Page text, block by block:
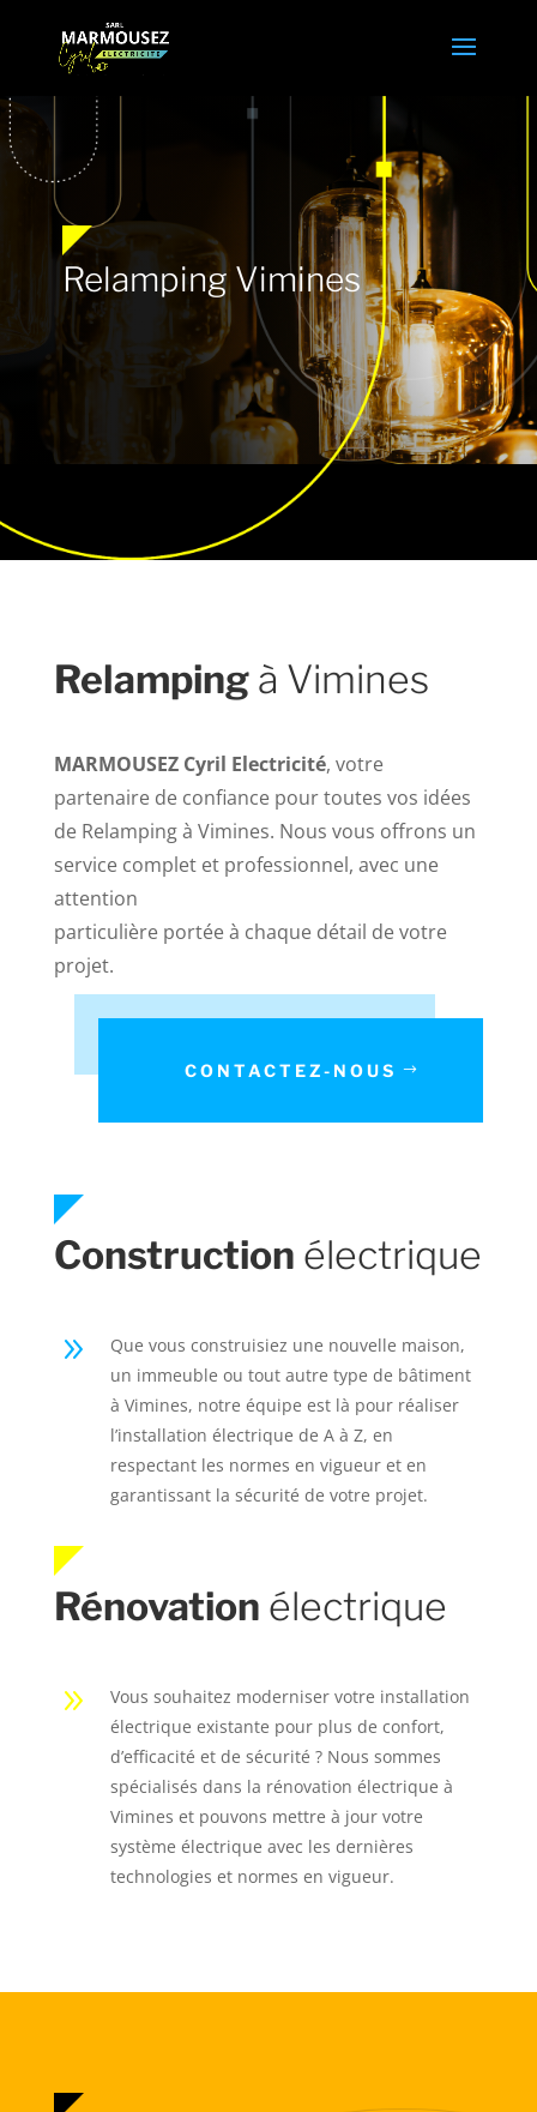
Relamping Vimines
Relampingà Vimines
MARMOUSEZ Cyril Electricité, votre
partenaire de confiance pour toutes vos idées
de Relamping à Vimines. Nous vous offrons un
service complet et professionnel, avec une
attention
particulière portée à chaque détail de votre
projet.
CONTACTEZ-NOUS
Construction électrique
9
Que vous construisiez une nouvelle maison,
un immeuble ou tout autre type de bâtiment
à Vimines, notre équipe est là pour réaliser
l’installation électrique de A à Z, en
respectant les normes en vigueur et en
garantissant la sécurité de votre projet.
Rénovation électrique
9
Vous souhaitez moderniser votre installation
électrique existante pour plus de confort,
d’efficacité et de sécurité ? Nous sommes
spécialisés dans la rénovation électrique à
Vimines et pouvons mettre à jour votre
système électrique avec les dernières
technologies et normes en vigueur.